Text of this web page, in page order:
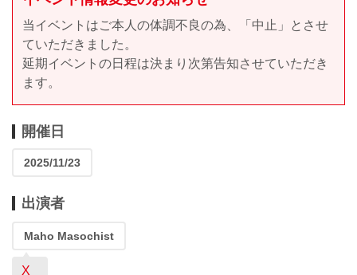
当イベントはご本人の体調不良の為、「中止」とさせ
ていただきました。
延期イベントの日程は決まり次第告知させていただき
ます。
開催日
2025/11/23
出演者
Maho Masochist
X